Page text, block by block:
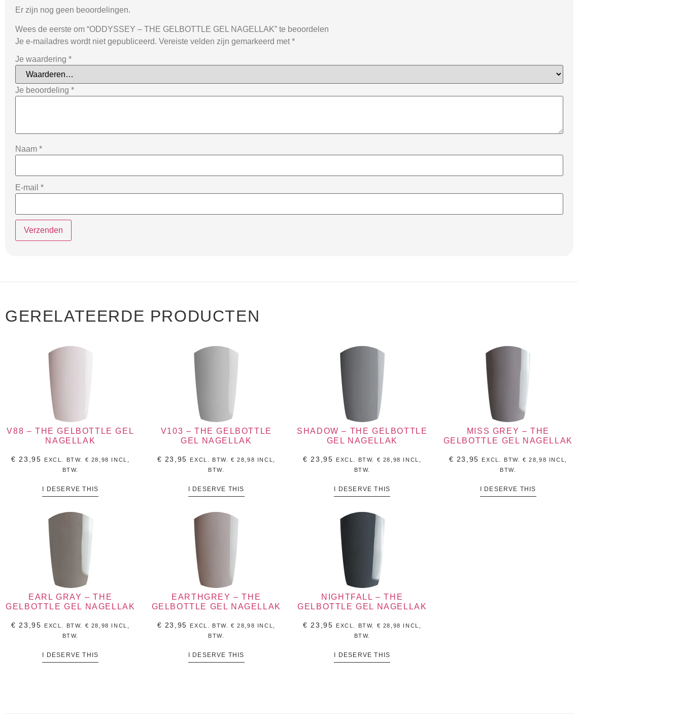
Er zijn nog geen beoordelingen.
Wees de eerste om “ODDYSSEY – THE GELBOTTLE GEL NAGELLAK” te beoordelen
Je e-mailadres wordt niet gepubliceerd. Vereiste velden zijn gemarkeerd met *
Je waardering *
Je beoordeling *
Naam *
E-mail *
GERELATEERDE PRODUCTEN
V88 – THE GELBOTTLE GEL
NAGELLAK
€ 23,95 EXCL. BTW. € 28,98
INCL,
BTW.
I DESERVE THIS
V103 – THE GELBOTTLE
GEL NAGELLAK
€ 23,95 EXCL. BTW.€ 28,98
INCL,
BTW.
I DESERVE THIS
SHADOW – THE GELBOTTLE
GEL NAGELLAK
€ 23,95 EXCL. BTW. € 28,98
INCL,
BTW.
I DESERVE THIS
MISS GREY – THE
GELBOTTLE GEL NAGELLAK
€ 23,95 EXCL. BTW.€ 28,98
INCL,
BTW.
I DESERVE THIS
EARL GRAY – THE
GELBOTTLE GEL NAGELLAK
€ 23,95 EXCL. BTW. € 28,98 INCL,
BTW.
I DESERVE THIS
EARTHGREY – THE
GELBOTTLE GEL NAGELLAK
€ 23,95 EXCL. BTW.€ 28,98 INCL,
BTW.
I DESERVE THIS
NIGHTFALL – THE
GELBOTTLE GEL NAGELLAK
€ 23,95 EXCL. BTW. € 28,98 INCL,
BTW.
I DESERVE THIS